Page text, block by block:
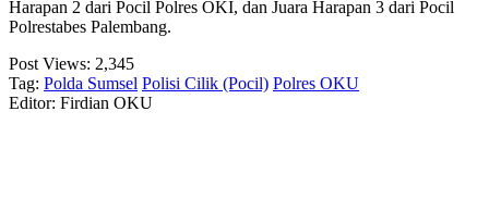
Harapan 2 dari Pocil Polres OKI, dan Juara Harapan 3 dari Pocil
Polrestabes Palembang.
Post Views: 2,345
Tag: Polda Sumsel Polisi Cilik (Pocil) Polres OKU
Editor: Firdian OKU